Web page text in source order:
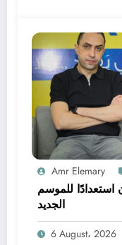
Amr Elemary
استعدادًا للموسم
الجديد
6 August، 2026